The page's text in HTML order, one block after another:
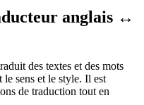
anglais ↔
des textes et des mots
le sens et le style. Il est
de traduction tout en